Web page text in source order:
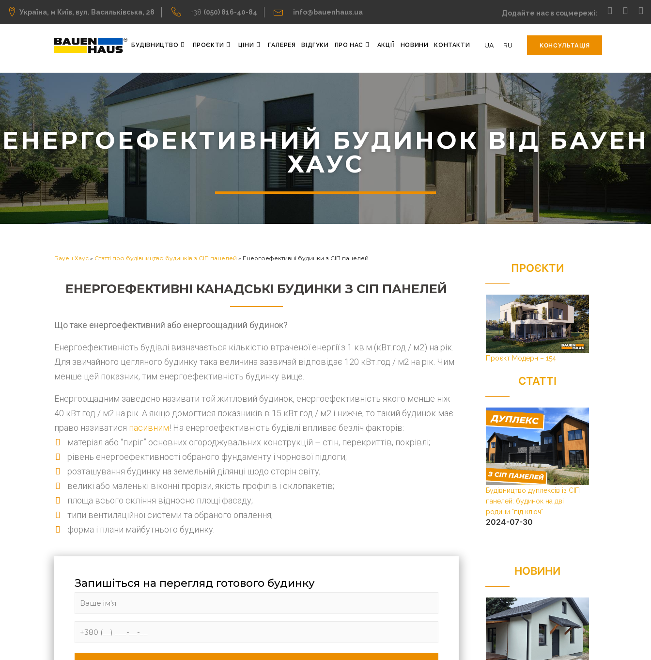
Україна, м Київ, вул. Васильківська, 28 +38 (050) 816-40-84 info@bauenhaus.ua Додайте нас в соцмережі:
БУДІВНИЦТВО ПРОЄКТИ ЦІНИ ГАЛЕРЕЯ ВІДГУКИ ПРО НАС АКЦІЇ НОВИНИ КОНТАКТИ UA RU КОНСУЛЬТАЦІЯ
ЕНЕРГОЕФЕКТИВНИЙ БУДИНОК ВІД БАУЕН
ХАУС
Бауен Хаус » Статті про будівництво будинків з СІП панелей » Енергоефективні будинки з СІП панелей
ЕНЕРГОЕФЕКТИВНІ КАНАДСЬКІ БУДИНКИ З СІП ПАНЕЛЕЙ
Що таке енергоефективний або енергоощадний будинок?
Енергоефективність будівлі визначається кількістю втраченої енергії з 1 кв.м (кВт.год / м2) на рік.
Для звичайного цегляного будинку така величина зазвичай відповідає 120 кВт.год / м2 на рік. Чим
менше цей показник, тим енергоефективність будинку вище.
Енергоощадним заведено називати той житловий будинок, енергоефективність якого менше ніж
40 кВт.год / м2 на рік. А якщо домогтися показників в 15 кВт.год / м2 і нижче, то такий будинок має
право називатися пасивним! На енергоефективність будівлі впливає безліч факторів:
матеріал або “пиріг” основних огороджувальних конструкцій – стін, перекриттів, покрівлі;
рівень енергоефективності обраного фундаменту і чорнової підлоги;
розташування будинку на земельній ділянці щодо сторін світу;
великі або маленькі віконні прорізи, якість профілів і склопакетів;
площа всього скління відносно площі фасаду;
типи вентиляційної системи та обраного опалення;
форма і плани майбутнього будинку.
Запишіться на перегляд готового будинку
ПРОЄКТИ
Проєкт Модерн – 154
СТАТТІ
Будівництво дуплексів із СІП
панелей: будинок на дві
родини "під ключ"
2024-07-30
НОВИНИ